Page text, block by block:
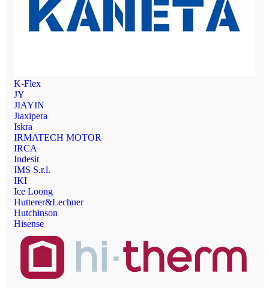
K-Flex
JY
JIAYIN
Jiaxipera
Iskra
IRMATECH MOTOR
IRCA
Indesit
IMS S.r.l.
IKI
Ice Loong
Hutterer&Lechner
Hutchinson
Hisense